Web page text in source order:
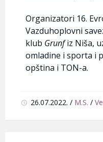
Organizatori 16.
Vazduhoplovni
klub Grunfiz Niša,
omladine i sporta i
opština i TON-a.
26.07.2022. / M.S. /